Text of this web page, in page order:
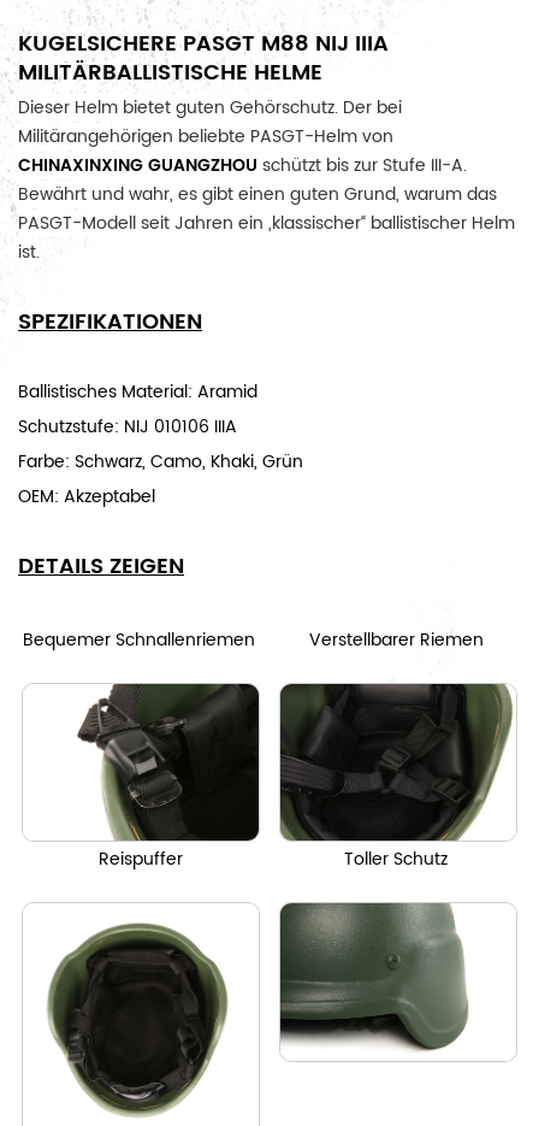
KUGELSICHERE PASGT M88 NIJ IIIA
MILITÄRBALLISTISCHE HELME
Dieser Helm bietet guten Gehörschutz. Der bei
CHINAXINXING GUANGZHOU schützt bis zur Stufe III-A.
Bewährt und wahr, es gibt einen guten Grund, warum das
PASGT-Modell seit Jahren ein „klassischer“ ballistischer Helm
ist.
SPEZIFIKATIONEN
Ballistisches Material: Aramid
Schutzstufe: NIJ 010106 IIIA
Farbe: Schwarz, Camo, Khaki, Grün
OEM: Akzeptabel
DETAILS ZEIGEN
Bequemer Schnallenriemen Verstellbarer Riemen
Reispuffer Toller Schutz